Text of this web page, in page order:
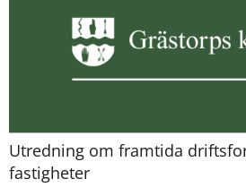
Utredning om framtida
fastigheter